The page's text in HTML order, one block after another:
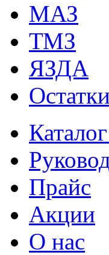
МАЗ
ТМЗ
ЯЗДА
Остатки
Прайс
Акции
О нас